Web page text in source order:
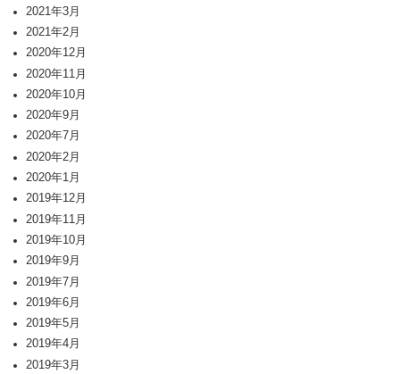
2021年3月
2021年2月
2020年12月
2020年11月
2020年10月
2020年9月
2020年7月
2020年2月
2020年1月
2019年12月
2019年11月
2019年10月
2019年9月
2019年7月
2019年6月
2019年5月
2019年4月
2019年3月